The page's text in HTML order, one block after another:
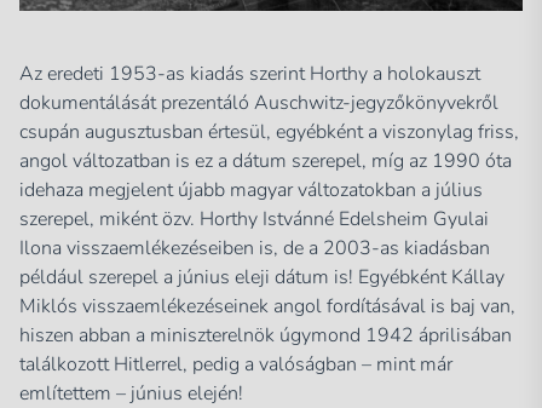
Az eredeti 1953-as kiadás szerint Horthy a holokauszt
dokumentálását prezentáló Auschwitz-jegyzőkönyvekről
csupán augusztusban értesül, egyébként a viszonylag friss,
angol változatban is ez a dátum szerepel, míg az 1990 óta
idehaza megjelent újabb magyar változatokban a július
szerepel, miként özv. Horthy Istvánné Edelsheim Gyulai
Ilona visszaemlékezéseiben is, de a 2003-as kiadásban
például szerepel a június eleji dátum is! Egyébként Kállay
Miklós visszaemlékezéseinek angol fordításával is baj van,
hiszen abban a miniszterelnök úgymond 1942 áprilisában
találkozott Hitlerrel, pedig a valóságban – mint már
említettem – június elején!